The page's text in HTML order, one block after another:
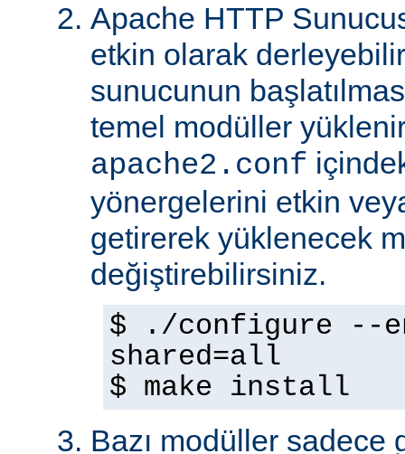
Apache HTTP
etkin olarak
sunucunun
temel modüller
apache2.conf
yönergelerini etkin
getirerek yüklenecek
değiştirebilirsiniz.
$ ./configure --
shared=all
$ make install
Bazı modüller